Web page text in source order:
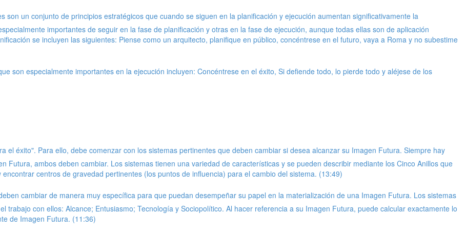
son un conjunto de principios estratégicos que cuando se siguen en la planificación y ejecución aumentan significativamente la
importantes de seguir en la fase de planificación y otras en la fase de ejecución, aunque todas ellas son de aplicación
se incluyen las siguientes: Piense como un arquitecto, planifique en público, concéntrese en el futuro, vaya a Roma y no subestime
son especialmente importantes en la ejecución incluyen: Concéntrese en el éxito, Si defiende todo, lo pierde todo y aléjese de los
el éxito". Para ello, debe comenzar con los sistemas pertinentes que deben cambiar si desea alcanzar su Imagen Futura. Siempre hay
Futura, ambos deben cambiar. Los sistemas tienen una variedad de características y se pueden describir mediante los Cinco Anillos que
centros de gravedad pertinentes (los puntos de influencia) para el cambio del sistema. (13:49)
cambiar de manera muy específica para que puedan desempeñar su papel en la materialización de una Imagen Futura. Los sistemas
trabajo con ellos: Alcance; Entusiasmo; Tecnología y Sociopolítico. Al hacer referencia a su Imagen Futura, puede calcular exactamente lo
de Imagen Futura. (11:36)